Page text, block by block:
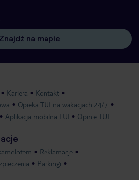
Znajdź na mapie
Kariera
Kontakt
Opieka TUI na wakacjach 24/7
Aplikacja mobilna TUI Opinie TUI
Reklamacje
Parkingi